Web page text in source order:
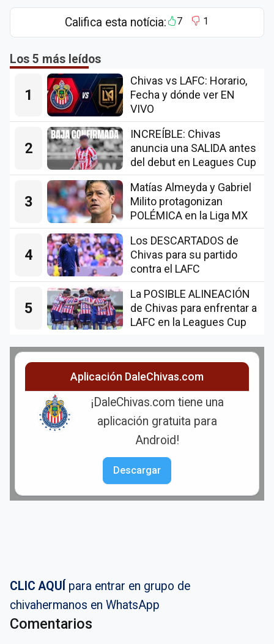
Califica esta notícia: 7 1
Los 5 más leídos
1
Chivas vs LAFC: Horario,
Fecha y dónde ver EN
VIVO
2
INCREÍBLE: Chivas
anuncia una SALIDA antes
del debut en Leagues Cup
3
Matías Almeyda y Gabriel
Milito protagonizan
POLÉMICA en la Liga MX
4
Los DESCARTADOS de
Chivas para su partido
contra el LAFC
5
La POSIBLE ALINEACIÓN
de Chivas para enfrentar a
LAFC en la Leagues Cup
Aplicación DaleChivas.com
¡DaleChivas.com tiene una
aplicación gratuita para
Android!
Descargar
CLIC AQUÍ para entrar en grupo de
chivahermanos en WhatsApp
Comentarios